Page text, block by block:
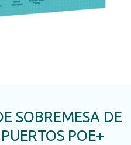
SOBREMESA DE
POE+